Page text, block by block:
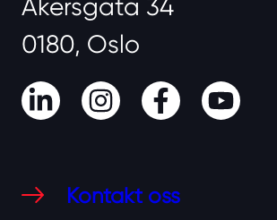
Akersgata 34
0180, Oslo
LinkedInInstagram
Kontakt oss